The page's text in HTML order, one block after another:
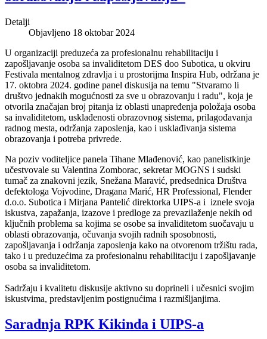
Detalji
Objavljeno 18 oktobar 2024
U organizaciji preduzeća za profesionalnu rehabilitaciju i
zapošljavanje osoba sa invaliditetom DES doo Subotica, u okviru
Festivala mentalnog zdravlja i u prostorijma Inspira Hub, održana je
17. oktobra 2024. godine panel diskusija na temu "Stvaramo li
društvo jednakih mogućnosti za sve u obrazovanju i radu", koja je
otvorila značajan broj pitanja iz oblasti unapređenja položaja osoba
sa invaliditetom, usklađenosti obrazovnog sistema, prilagođavanja
radnog mesta, održanja zaposlenja, kao i usklađivanja sistema
obrazovanja i potreba privrede.
Na poziv voditeljice panela Tihane Mlađenović, kao panelistkinje
učestvovale su Valentina Zomborac, sekretar MOGNS i sudski
tumač za znakovni jezik, Snežana Maravić, predsednica Društva
defektologa Vojvodine, Dragana Marić, HR Professional, Flender
d.o.o. Subotica i Mirjana Pantelić direktorka UIPS-a i iznele svoja
iskustva, zapažanja, izazove i predloge za prevazilaženje nekih od
ključnih problema sa kojima se osobe sa invaliditetom suočavaju u
oblasti obrazovanja, očuvanja svojih radnih sposobnosti,
zapošljavanja i održanja zaposlenja kako na otvorenom tržištu rada,
tako i u preduzećima za profesionalnu rehabilitaciju i zapošljavanje
osoba sa invaliditetom.
Sadržaju i kvalitetu diskusije aktivno su doprineli i učesnici svojim
iskustvima, predstavljenim postignućima i razmišljanjima.
Saradnja RPK Kikinda i UIPS-a